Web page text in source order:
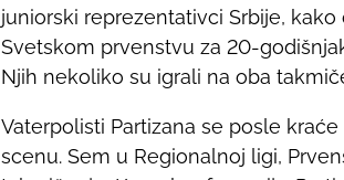
juniorski reprezentativci Srbije,
Svetskom prvenstvu za 20-
Njih nekoliko su igrali na oba
Vaterpolisti Partizana se posle
scenu. Sem u Regionalnoj ligi,